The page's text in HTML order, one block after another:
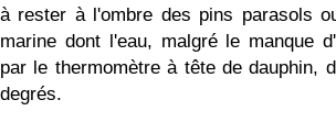
à rester à l'ombre des pins parasols
marine dont l'eau, malgré le manque
par le thermomètre à tête de dauphin,
degrés.